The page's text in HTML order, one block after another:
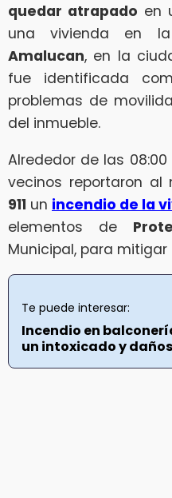
quedar atrapado en
una vivienda en
Amalucan, en la
fue identificada
problemas de
del inmueble.
Alrededor de las
vecinos reportaron al
911 un incendio de la
elementos de
Municipal, para
Te puede interesar:
Incendio en
un intoxicado y